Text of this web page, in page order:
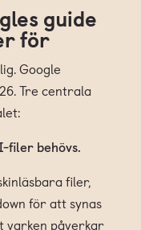
guide
för
Google
Tre centrala
filer behövs.
filer,
för att synas
varken påverkar